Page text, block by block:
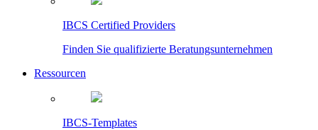
IBCS Certified Providers
Finden Sie qualifizierte Beratungsunternehmen
Ressourcen
IBCS-Templates